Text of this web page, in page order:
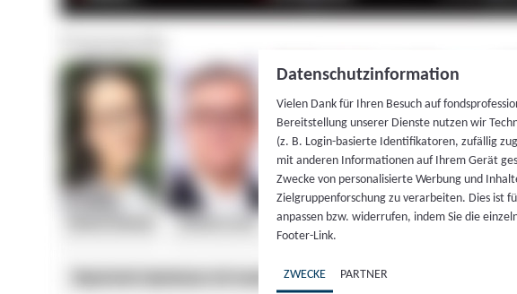
Datenschutzinformation
Vielen Dank für Ihren Besuch auf
Bereitstellung unserer Dienste nutzen wir
(z. B. Login-basierte Identifikatoren, zufällig
mit anderen Informationen auf Ihrem Gerät
Zwecke von personalisierte Werbung und
Zielgruppenforschung zu verarbeiten. Dies ist
anpassen bzw. widerrufen, indem Sie die
Footer-Link.
ZWECKE PARTNER